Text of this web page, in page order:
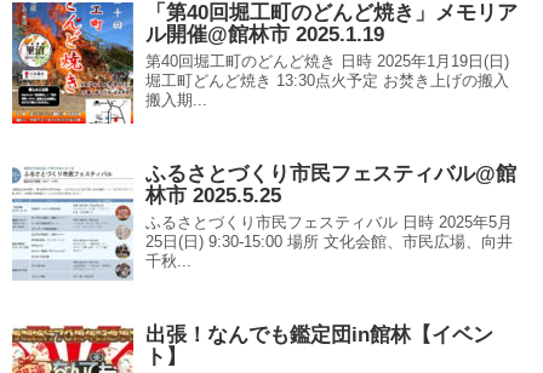
「第40回堀工町のどんど焼き」メモリア
ル開催@館林市 2025.1.19
第40回堀工町のどんど焼き 日時 2025年1月19日(日)
堀工町どんど焼き 13:30点火予定 お焚き上げの搬入
搬入期...
ふるさとづくり市民フェスティバル@館
林市 2025.5.25
ふるさとづくり市民フェスティバル 日時 2025年5月
25日(日) 9:30-15:00 場所 文化会館、市民広場、向井
千秋...
出張！なんでも鑑定団in館林【イベン
ト】